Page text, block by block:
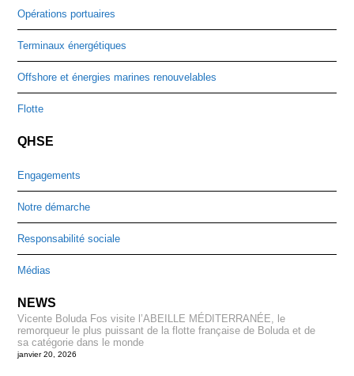
Opérations portuaires
Terminaux énergétiques
Offshore et énergies marines renouvelables
Flotte
QHSE
Engagements
Notre démarche
Responsabilité sociale
Médias
NEWS
Vicente Boluda Fos visite l’ABEILLE MÉDITERRANÉE, le
remorqueur le plus puissant de la flotte française de Boluda et de
sa catégorie dans le monde
janvier 20, 2026